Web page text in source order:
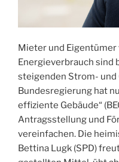
Mieter und
Energieverbrauch sind
steigenden Strom-
Bundesregierung hat
effiziente Gebäude“
Antragsstellung und
vereinfachen. Die
Bettina Lugk (SPD)